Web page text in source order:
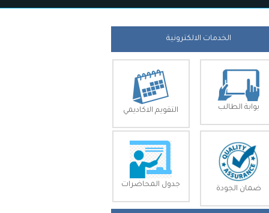
الخدمات الالكترونية
بوابة الطالب التقويم الاكاديمي
ضمان الجودة جدول المحاضرات